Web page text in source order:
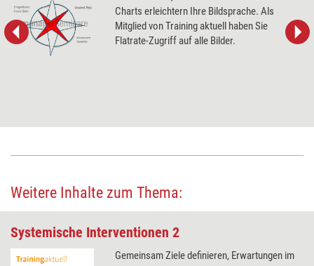
Charts erleichtern Ihre Bildsprache. Als
Mitglied von Training aktuell haben Sie
Flatrate-Zugriff auf alle Bilder.
Weitere Inhalte zum Thema:
Systemische Interventionen 2
Gemeinsam Ziele definieren, Erwartungen im